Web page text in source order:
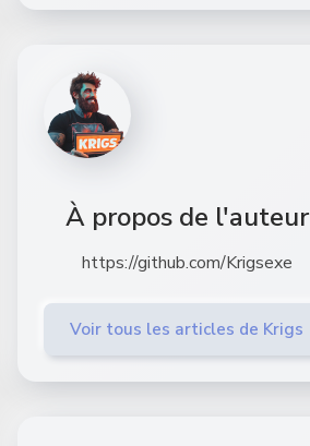
À propos de l'auteur
https://github.com/Krigsexe
Voir tous les articles de Krigs